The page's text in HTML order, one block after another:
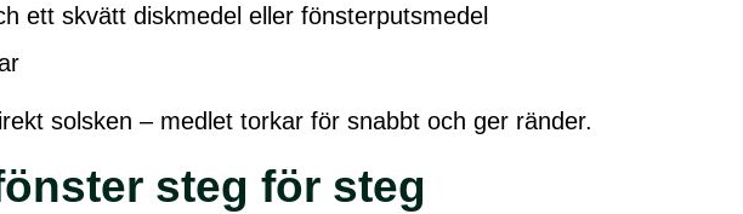
ett skvätt diskmedel eller fönsterputsmedel
solsken – medlet torkar för snabbt och ger ränder.
steg för steg